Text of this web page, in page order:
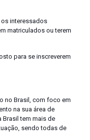
os interessados
matriculados ou terem
para se inscreverem
no Brasil, com foco em
na sua área de
Brasil tem mais de
sendo todas de